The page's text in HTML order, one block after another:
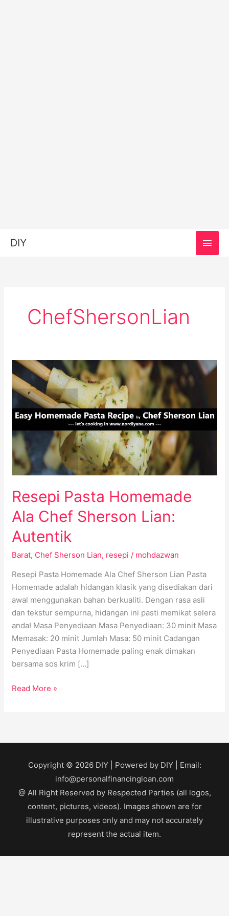
DIY
ChefShersonLian
Resepi Pasta Homemade
Ala Chef Sherson Lian:
Autentik
Barat, Chef Sherson Lian, resepi / mohdazwan
Resepi Pasta Homemade Ala Chef Sherson Lian Pasta
Homemade adalah hidangan klasik yang disediakan dari
awal menggunakan bahan berkualiti. Dengan rasa asli
dan tekstur sempurna, hidangan ini pasti memikat selera
anda! Masa Penyediaan Masa Penyediaan: 30 minit Masa
Memasak: 20 minit Jumlah Masa: 50 minit Cadangan
Penyediaan Pasta Homemade paling enak dimakan
bersama sos krim […]
Resepi
Pasta
Homemade
Ala
Chef
Sherson
Lian:
Autentik
Read More »
Copyright © 2026 DIY| Powered by DIY| Email:
info@personalfinancingloan.com
@ All Right Reserved by Respected Parties (all logos,
content, pictures, videos). Images shown are for
illustrative purposes only and may not accurately
represent the actual item.